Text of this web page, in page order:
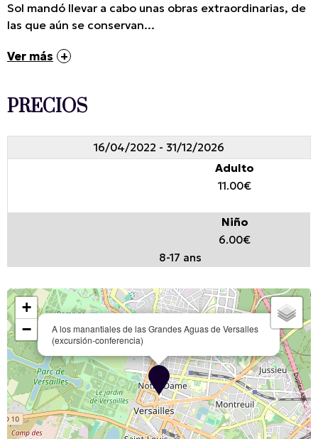
Sol mandó llevar a cabo unas obras extraordinarias, de
las que aún se conservan...
Ver más
PRECIOS
16/04/2022 - 31/12/2026
Adulto
11.00€
Niño
6.00€
8-17 ans
A los manantiales de las Grandes Aguas de Versalles
(excursión-conferencia)
+
−